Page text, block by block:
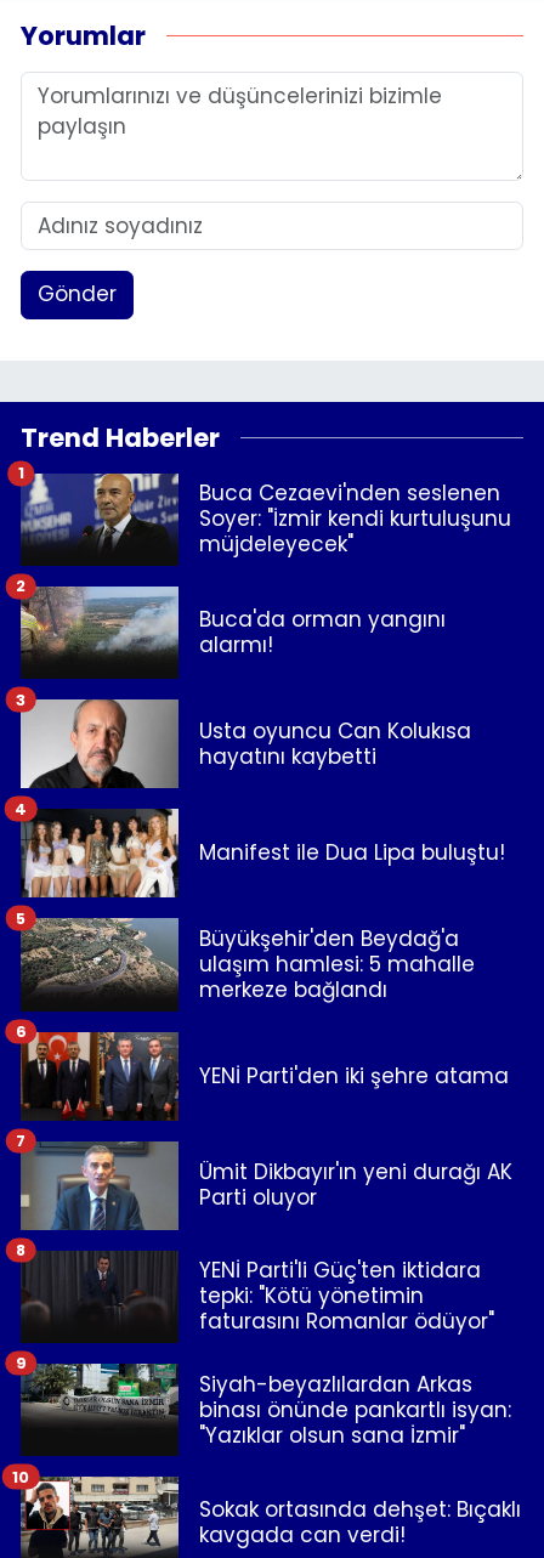
Yorumlar
Gönder
Trend Haberler
Buca Cezaevi'nden seslenen
Soyer: "İzmir kendi kurtuluşunu
müjdeleyecek"
1
Buca'da orman yangını
alarmı!
2
Usta oyuncu Can Kolukısa
hayatını kaybetti
3
Manifest ile Dua Lipa buluştu!
4
Büyükşehir'den Beydağ'a
ulaşım hamlesi: 5 mahalle
merkeze bağlandı
5
YENİ Parti'den iki şehre atama
6
Ümit Dikbayır'ın yeni durağı AK
Parti oluyor
7
YENİ Parti'li Güç'ten iktidara
tepki: "Kötü yönetimin
faturasını Romanlar ödüyor"
8
Siyah-beyazlılardan Arkas
binası önünde pankartlı isyan:
"Yazıklar olsun sana İzmir"
9
Sokak ortasında dehşet: Bıçaklı
kavgada can verdi!
10